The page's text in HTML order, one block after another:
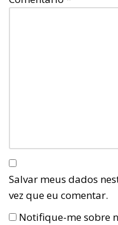
Salvar meus dados
vez que eu comentar.
Notifique-me sobre